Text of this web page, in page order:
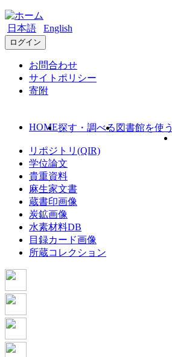
日本語 English
ログイン
お問合わせ
サイトポリシー
寄附
HOME探す・調べる 図書館を使う
リポジトリ(QIR)
学位論文
貴重資料
麻生家文書
蔵書印画像
炭鉱画像
水素材料DB
目録カード画像
所蔵コレクション